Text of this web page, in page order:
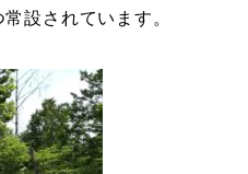
設されています。